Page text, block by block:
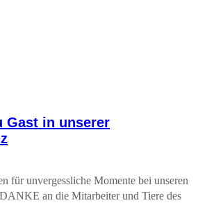
Gast in unserer
für unvergessliche Momente bei unseren
an die Mitarbeiter und Tiere des